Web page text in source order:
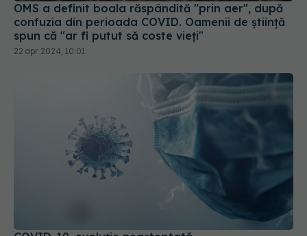
OMS a definit boala răspândită "prin aer", după
confuzia din perioada COVID. Oamenii de știință
spun că "ar fi putut să coste vieți"
22 apr 2024, 10:01